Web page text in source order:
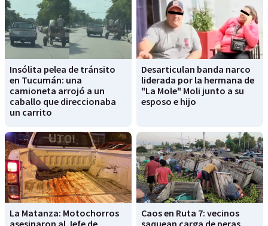
Insólita pelea de tránsito
en Tucumán: una
camioneta arrojó a un
caballo que direccionaba
un carrito
Desarticulan banda narco
liderada por la hermana de
"La Mole" Moli junto a su
esposo e hijo
La Matanza: Motochorros
Caos en Ruta 7: vecinos